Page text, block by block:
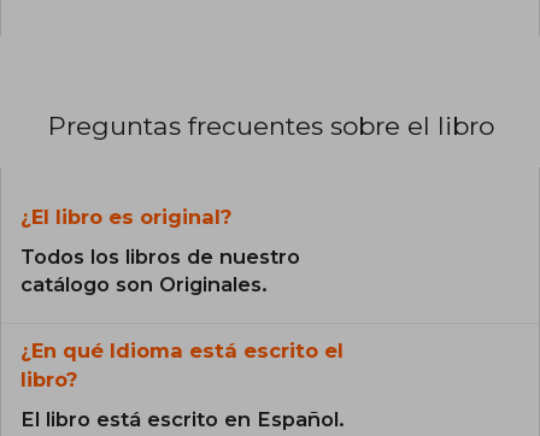
Preguntas frecuentes sobre el libro
¿El libro es original?
Todos los libros de nuestro
catálogo son Originales.
¿En qué Idioma está escrito el
libro?
El libro está escrito en Español.